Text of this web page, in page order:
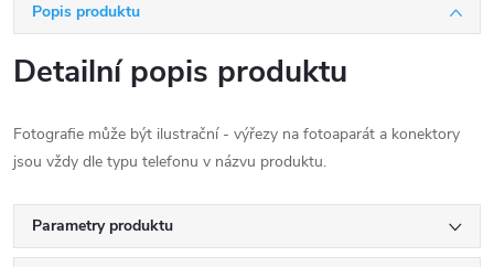
Popis produktu
Detailní popis produktu
Fotografie může být ilustrační - výřezy na fotoaparát a konektory
jsou vždy dle typu telefonu v názvu produktu.
Parametry produktu